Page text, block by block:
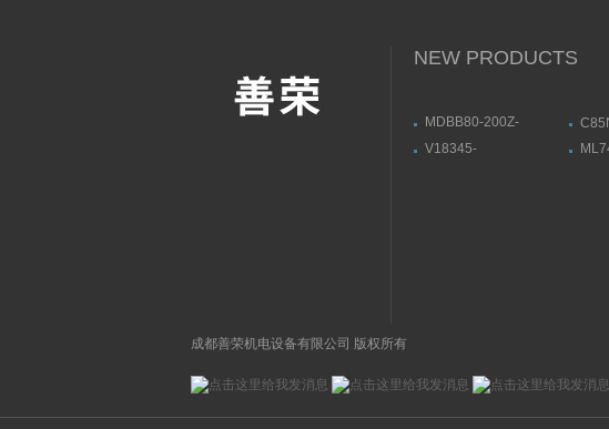
NEW PRODUCTS
MDBB80-200Z-
本SMC无杆气缸基本款
本
V18345-
成都善荣机电设备有限公司 版权所有